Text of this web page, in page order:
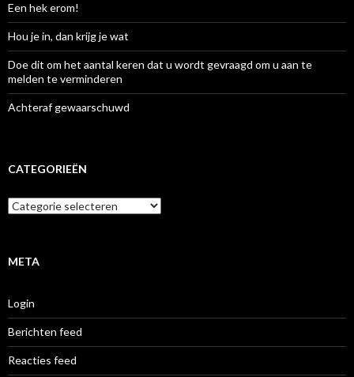
Een hek erom!
Hou je in, dan krijg je wat
Doe dit om het aantal keren dat u wordt gevraagd om u aan te
melden te verminderen
Achteraf gewaarschuwd
CATEGORIEËN
Categorieën
META
Login
Berichten feed
Reacties feed